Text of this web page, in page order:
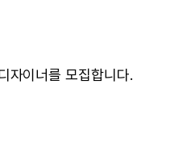
자이너를 모집합니다.